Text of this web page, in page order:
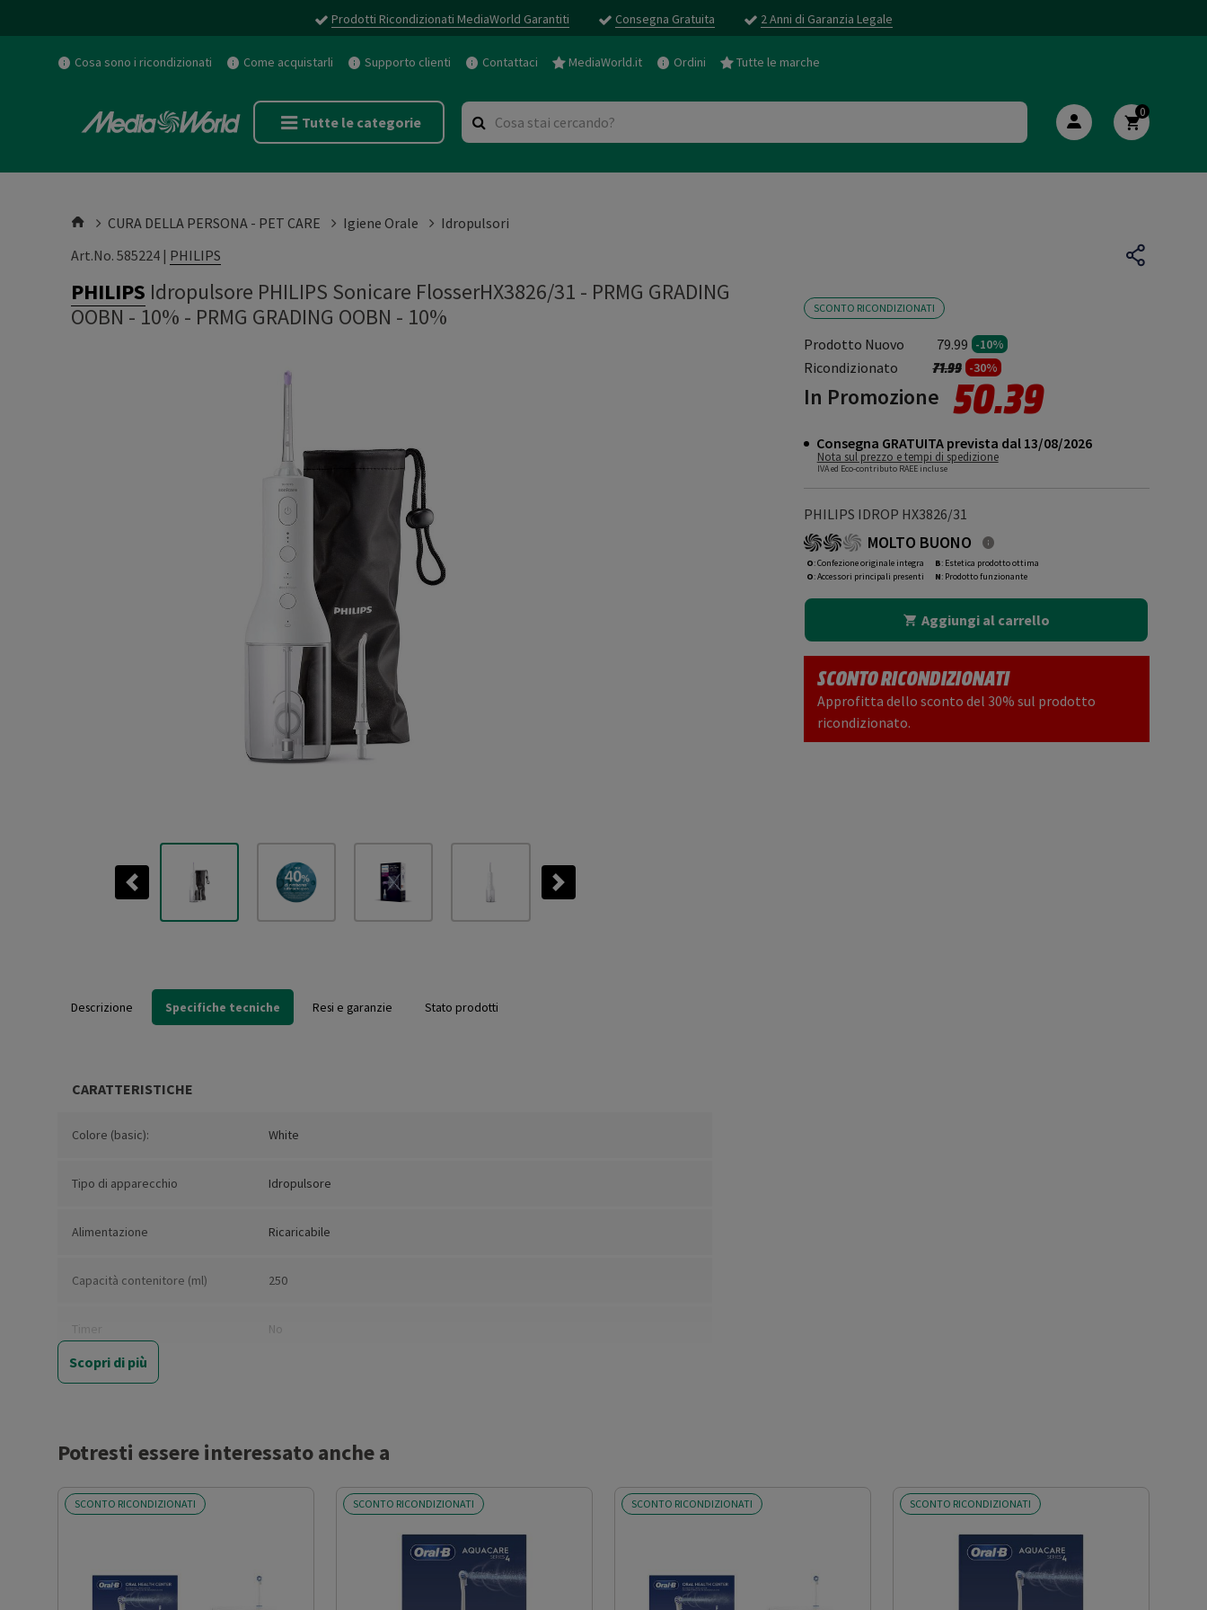
Prodotti Ricondizionati MediaWorld Garantiti Consegna Gratuita 2 Anni di Garanzia Legale
Cosa sono i ricondizionati Come acquistarli Supporto clienti Contattaci MediaWorld.it Ordini Tutte le marche
Tutte le categorie
0
CURA DELLA PERSONA - PET CARE Igiene Orale
Idropulsori
Art.No. 585224 | PHILIPS
PHILIPS Idropulsore PHILIPS Sonicare FlosserHX3826/31 - PRMG GRADING
OOBN - 10% - PRMG GRADING OOBN - 10%
Previous Next
SCONTO RICONDIZIONATI
Prodotto Nuovo 79.99 -10%
Ricondizionato Prezzo ridotto da
71.99a-30%
In Promozione 50.39
Consegna GRATUITA prevista dal 13/08/2026
Nota sul prezzo e tempi di spedizione
IVA ed Eco-contributo RAEE incluse
PHILIPS IDROP HX3826/31
MOLTO BUONO
O: Confezione originale integra
O: Accessori principali presenti
B: Estetica prodotto ottima
N: Prodotto funzionante
Aggiungi al carrello
SCONTO RICONDIZIONATI
Approfitta dello sconto del 30% sul prodotto
ricondizionato.
Descrizione Specifiche tecniche Resi e garanzie Stato prodotti
CARATTERISTICHE
Colore (basic): White
Tipo di apparecchio Idropulsore
Alimentazione Ricaricabile
Capacità contenitore (ml) 250
Timer No
spazzolamento
Altre caratteristiche
Tecnologia Quad Stream; Voltaggio: Caricatore multitensione; Manico: Design
Scopri di più
Potresti essere interessato anche a
SCONTO RICONDIZIONATI SCONTO RICONDIZIONATI SCONTO RICONDIZIONATI SCONTO RICONDIZIONATI